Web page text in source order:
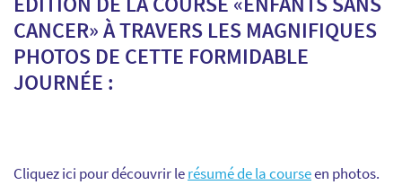
CANCER» À TRAVERS LES MAGNIFIQUES
PHOTOS DE CETTE FORMIDABLE
JOURNÉE :
Cliquez ici pour découvrir lerésumé de la courseen photos.